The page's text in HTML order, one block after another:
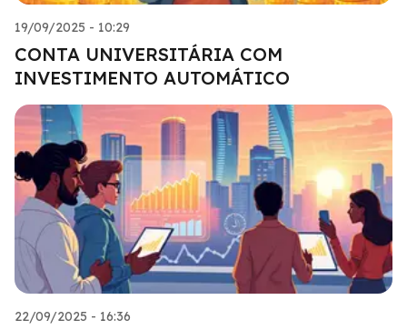
19/09/2025 - 10:29
CONTA UNIVERSITÁRIA COM
INVESTIMENTO AUTOMÁTICO
22/09/2025 - 16:36